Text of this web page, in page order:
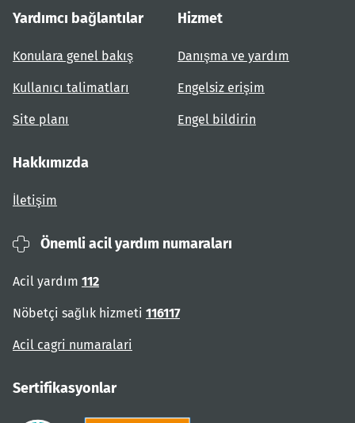
Yardımcı bağlantılar
Konulara genel bakış
Kullanıcı talimatları
Site planı
Hizmet
Danışma ve yardım
Engelsiz erişim
Engel bildirin
Hakkımızda
İletişim
Önemli acil yardım numaraları
Acil yardım 112
Nöbetçi sağlık hizmeti 116117
Acil cagri numaralari
Sertifikasyonlar